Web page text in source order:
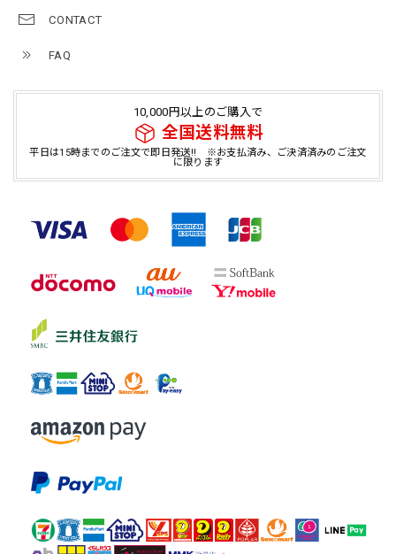
CONTACT
FAQ
10,000円以上のご購入で
全国送料無料
平日は15時までのご注文で即日発送!! ※お支払済み、ご決済済みのご注文
に限ります